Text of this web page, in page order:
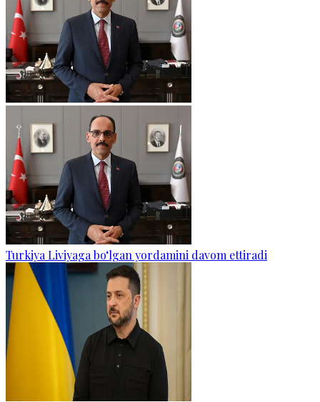
Turkiya Liviyaga bo‘lgan yordamini davom ettiradi